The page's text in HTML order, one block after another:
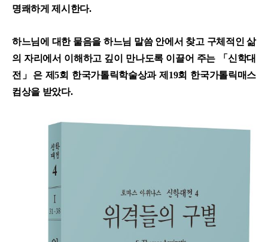
명쾌하게 제시한다.
하느님에 대한 물음을 하느님 말씀 안에서 찾고 구체적인 삶
의 자리에서 이해하고 깊이 만나도록 이끌어 주는 「신학대
전」은 제5회 한국가톨릭학술상과 제19회 한국가톨릭매스
컴상을 받았다.